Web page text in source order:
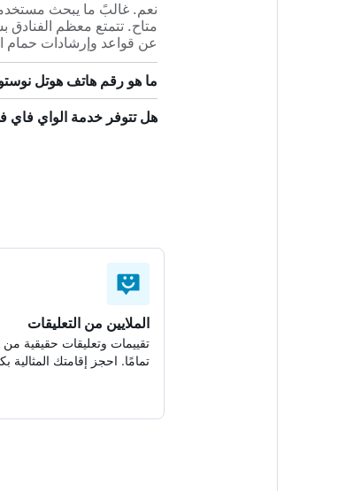
متاح. تتمتع معظم
عن قواعد وإرشادات حمام
ما هو رقم هاتف هوتل
هل تتوفر خدمة الواي
الملايين من التعليقات
تقييمات وتعليقات حقيقية من
تمامًا. احجز إقامتك المثالية